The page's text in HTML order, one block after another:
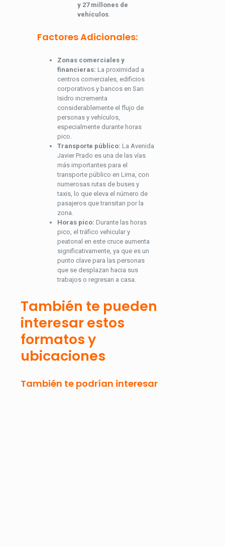
y 27 millones de
vehículos
Factores Adicionales:
Zonas comerciales y
financieras: La proximidad a
centros comerciales, edificios
corporativos y bancos en San
Isidro incrementa
considerablemente el flujo de
personas y vehículos,
especialmente durante horas
pico.
Transporte público: La Avenida
Javier Prado es una de las vías
más importantes para el
transporte público en Lima, con
numerosas rutas de buses y
taxis, lo que eleva el número de
pasajeros que transitan por la
zona.
Horas pico: Durante las horas
pico, el tráfico vehicular y
peatonal en este cruce aumenta
significativamente, ya que es un
punto clave para las personas
que se desplazan hacia sus
trabajos o regresan a casa.
También te pueden
interesar estos
formatos y
ubicaciones
También te podrían interesar